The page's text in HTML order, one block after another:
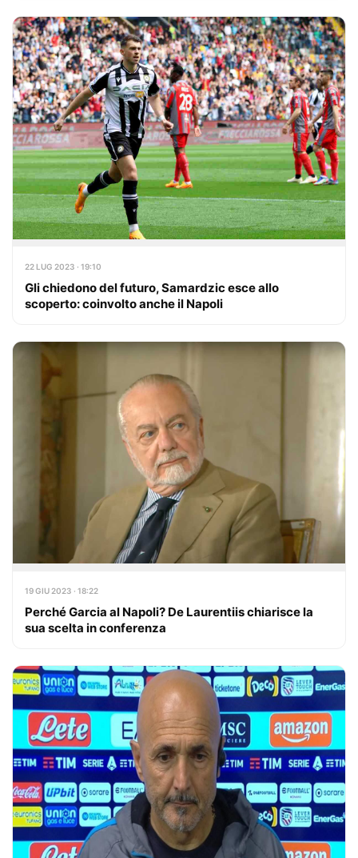
22 LUG 2023 · 19:10
Gli chiedono del futuro, Samardzic esce allo
scoperto: coinvolto anche il Napoli
19 GIU 2023 · 18:22
Perché Garcia al Napoli? De Laurentiis chiarisce la
sua scelta in conferenza